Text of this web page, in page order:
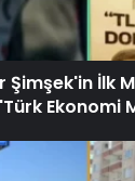
Şimşek'in İlk
Ekonomi